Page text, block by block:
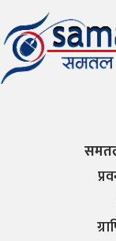
समतल